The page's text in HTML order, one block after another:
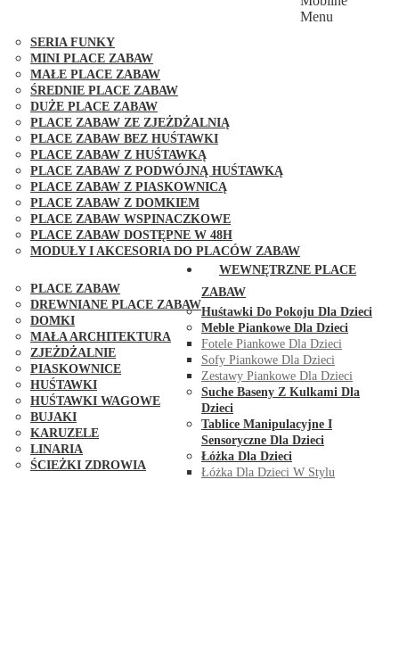
SERIA FUNKY
MINI PLACE ZABAW
MAŁE PLACE ZABAW
ŚREDNIE PLACE ZABAW
DUŻE PLACE ZABAW
PLACE ZABAW ZE ZJEŻDŻALNIĄ
PLACE ZABAW BEZ HUŚTAWKI
PLACE ZABAW Z HUŚTAWKĄ
PLACE ZABAW Z PODWÓJNĄ HUŚTAWKĄ
PLACE ZABAW Z PIASKOWNICĄ
PLACE ZABAW Z DOMKIEM
PLACE ZABAW WSPINACZKOWE
PLACE ZABAW DOSTĘPNE W 48H
MODUŁY I AKCESORIA DO PLACÓW ZABAW
PLACE ZABAW
DREWNIANE PLACE ZABAW
DOMKI
MAŁA ARCHITEKTURA
ZJEŻDŻALNIE
PIASKOWNICE
HUŚTAWKI
HUŚTAWKI WAGOWE
BUJAKI
KARUZELE
LINARIA
ŚCIEŻKI ZDROWIA
Menu
WEWNĘTRZNE PLACE
ZABAW
Huśtawki Do Pokoju Dla Dzieci
Meble Piankowe Dla Dzieci
Fotele Piankowe Dla Dzieci
Sofy Piankowe Dla Dzieci
Zestawy Piankowe Dla Dzieci
Suche Baseny Z Kulkami Dla
Dzieci
Tablice Manipulacyjne I
Sensoryczne Dla Dzieci
Łóżka Dla Dzieci
Łóżka Dla Dzieci W Stylu